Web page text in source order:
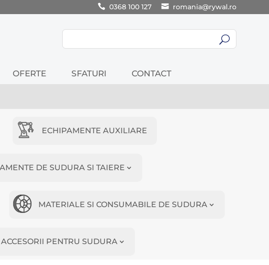
0368 100 127 romania@rywal.ro
U
OFERTE SFATURI CONTACT
ECHIPAMENTE AUXILIARE
DE SUDURA SI TAIERE
MATERIALE SI CONSUMABILE DE SUDURA
PENTRU SUDURA